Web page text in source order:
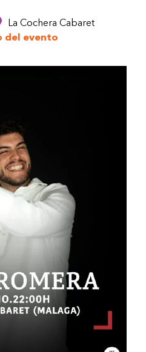
La Cochera Cabaret
del evento